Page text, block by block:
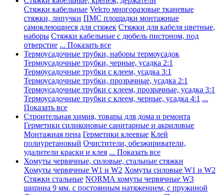
Стяжки кабельные Velcro многоразовые тканевые
стяжки, липучки ПМС площадки монтажные
самоклеющиеся для стяжек Стяжки для кабеля цветные,
наборы Стяжки кабельные с дюбель пистоном, под
отверстие ... Показать все
Термоусадочные трубки, наборы термоусадок
Термоусадочные трубки, черные, усадка 2:1
Термоусадочные трубки с клеем, усадка 3:1
Термоусадочные трубки, прозрачные, усадка 2:1
Термоусадочные трубки с клеем, прозрачные, усадка 3:1
Термоусадочные трубки с клеем, черные, усадка 4:1 ...
Показать все
Строительная химия, товары для дома и ремонта
Герметики силиконовые санитарные и акриловые
Монтажная пена Герметики клеевые Клей
полиуретановый Очистители, обезжириватели,
удалители краски и клея ... Показать все
Хомуты червячные, силовые, стальные стяжки
Хомуты червячные W1 и W2 Хомуты силовые W1 и W2
Стяжки стальные NORMA хомуты червячные W3
ширина 9 мм. с постоянным натяжением, с пружиной